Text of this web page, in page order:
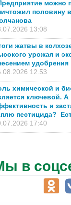
можно
половину
13:08
жатвы в
урожая и
удобрения
12:53
химической и
ключевой. А
и
пестицида?
17:40
в